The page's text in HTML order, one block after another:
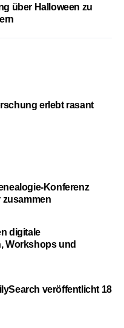
über Halloween zu
erlebt rasant
Konferenz
digitale
Workshops und
veröffentlicht 18